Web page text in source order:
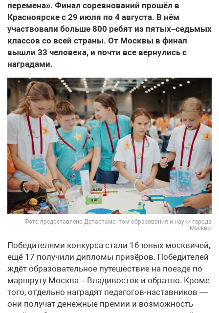
перемена». Финал соревнований прошёл в
Красноярске с 29 июля по 4 августа. В нём
участвовали больше 800 ребят из пятых–седьмых
классов со всей страны. От Москвы в финал
вышли 33 человека, и почти все вернулись с
наградами.
Фото предоставлено Департаментом образования и науки города
Москвы
Победителями конкурса стали 16 юных москвичей,
ещё 17 получили дипломы призёров. Победителей
ждёт образовательное путешествие на поезде по
маршруту Москва – Владивосток и обратно. Кроме
того, отдельно наградят педагогов-наставников —
они получат денежные премии и возможность